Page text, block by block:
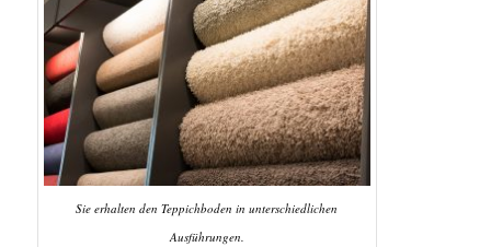
Sie erhalten den Teppichboden in unterschiedlichen
Ausführungen.